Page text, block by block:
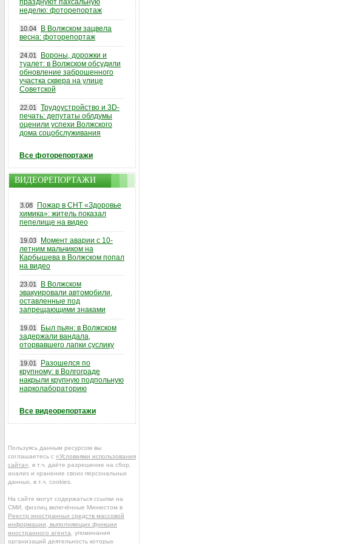
празднуют пахсальную
неделю: фоторепортаж
10.04
В Волжском зацвела
весна: фоторепортаж
24.01
Вороны, дорожки и
туалет: в Волжском обсудили
обновление заброшенного
участка сквера на улице
Советской
22.01
Трудоустройство и 3D-
печать: депутаты облдумы
оценили успехи Волжского
дома соцобслуживания
Все фоторепортажи
ВИДЕОРЕПОРТАЖИ
3.08
Пожар в СНТ «Здоровье
химика»: житель показал
пепелище на видео
19.03
Момент аварии с 10-
летним мальчиком на
Карбышева в Волжском попал
на видео
23.01
В Волжском
эвакуировали автомобили,
оставленные под
запрещающими знаками
19.01
Был пьян: в Волжском
задержали вандала,
оторвавшего лапки суслику
19.01
Разошелся по
крупному: в Волгограде
накрыли крупную подпольную
нарколабораторию
Все видеорепортажи
Пользуясь данным ресурсом вы
соглашаетесь с «Условиями использования
сайта» , в т.ч. даёте разрешение на сбор,
анализ и хранение своих персональных
данных, в т.ч. cookies.
На сайте могут содержаться ссылки на
СМИ, физлиц включённые Минюстом в
Реестр иностранных средств массовой
информации, выполняющих функции
иностранного агента , упоминания
организаций деятельность которых